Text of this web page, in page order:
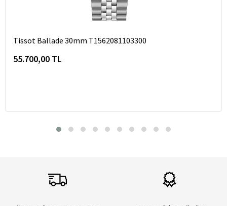
Tissot Ballade 30mm T1562081103300
55.700,00 TL